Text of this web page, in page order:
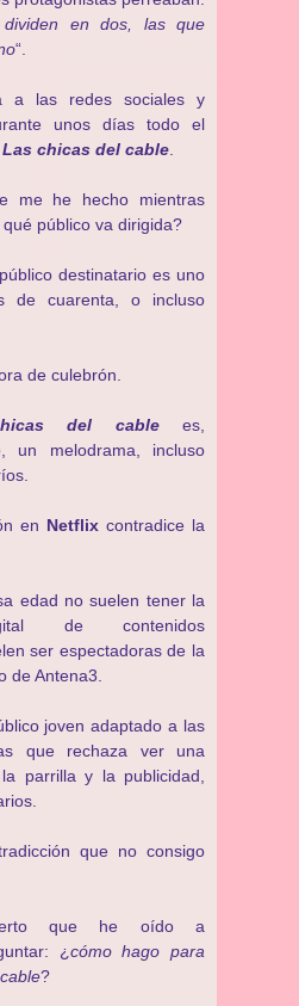
en dos, las que
“.
a las redes sociales y
unos días todo el
Las chicas del cable
me he hecho mientras
público va dirigida?
destinatario es uno
de cuarenta, o incluso
de culebrón.
del cablees,
un melodrama, incluso
en Netflix contradice la
edad no suelen tener la
de contenidos
ser espectadoras de la
de Antena3.
joven adaptado a las
que rechaza ver una
parrilla y la publicidad,
que no consigo
que he oído a
¿cómo hago para
?